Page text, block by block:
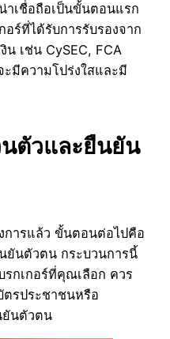
าเชื่อถือเป็นขั้นตอนแรก
ร์ที่ได้รับการรับรองจาก
น เช่น CySEC, FCA
ะมีความโปร่งใสและมี
ตัวและยืนยัน
การแล้ว ขั้นตอนต่อไปคือ
ยันตัวตน กระบวนการนี้
รกเกอร์ที่คุณเลือก ควร
ตรประชาชนหรือ
ยันตัวตน